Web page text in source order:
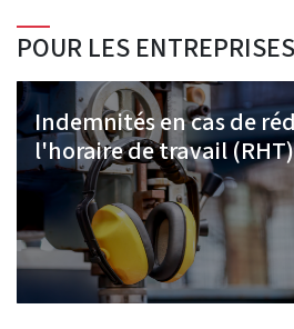
POUR LES ENTREPRISES
Indemnités en cas de
l'horaire de travail (RHT)